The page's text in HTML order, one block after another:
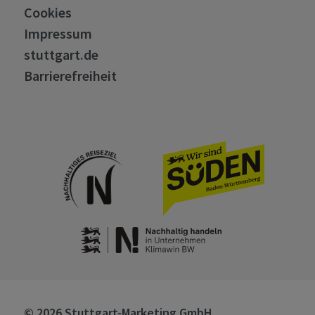
Cookies
Impressum
stuttgart.de
Barrierefreiheit